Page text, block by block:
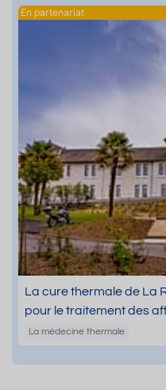
La cure thermale de La
pour le traitement des
La médecine thermale